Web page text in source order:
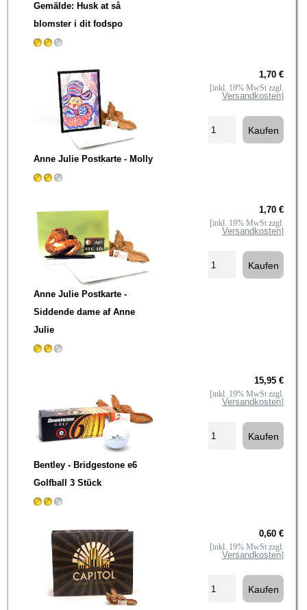
Gemälde: Husk at så
blomster i dit fodspo
Anne Julie Postkarte - Molly
1,70 €
[inkl. 19% MwSt zzgl.
Versandkosten]
Anne Julie Postkarte -
Siddende dame af Anne
Julie
1,70 €
[inkl. 19% MwSt zzgl.
Versandkosten]
Bentley - Bridgestone e6
Golfball 3 Stück
15,95 €
[inkl. 19% MwSt zzgl.
Versandkosten]
0,60 €
[inkl. 19% MwSt zzgl.
Versandkosten]